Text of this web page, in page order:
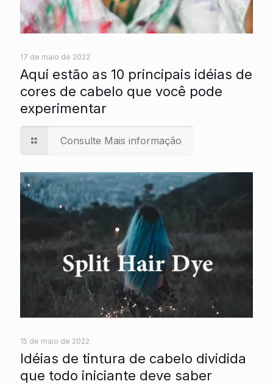
17 de maio de 2022
Aqui estão as 10 principais idéias de
cores de cabelo que você pode
experimentar
Consulte Mais informação
15 de maio de 2022
Idéias de tintura de cabelo dividida
que todo iniciante deve saber